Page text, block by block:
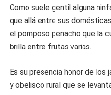
Como suele gentil alguna
que allá entre sus
el pomposo penacho que la
brilla entre frutas varias.
Es su presencia honor de los
y obelisco rural que se